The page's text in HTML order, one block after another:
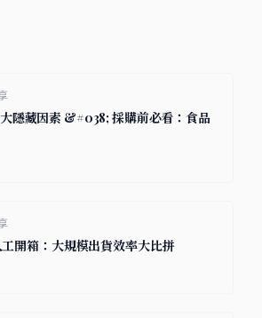
隱藏因素 &#038; 採購前必看：食品
開箱：大規模出貨效率大比拼